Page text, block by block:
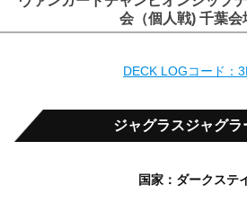
会（個人戦) 千葉会
DECK LOGコード：
ジャグラスジャグラ
国家：ダークステ